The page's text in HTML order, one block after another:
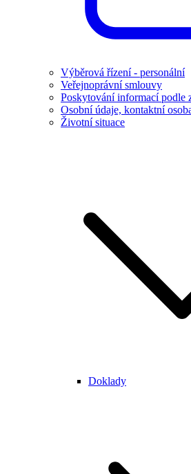
Výběrová řízení - personální
Veřejnoprávní smlouvy
Poskytování informací podle
Osobní údaje, kontaktní
Životní situace
Doklady